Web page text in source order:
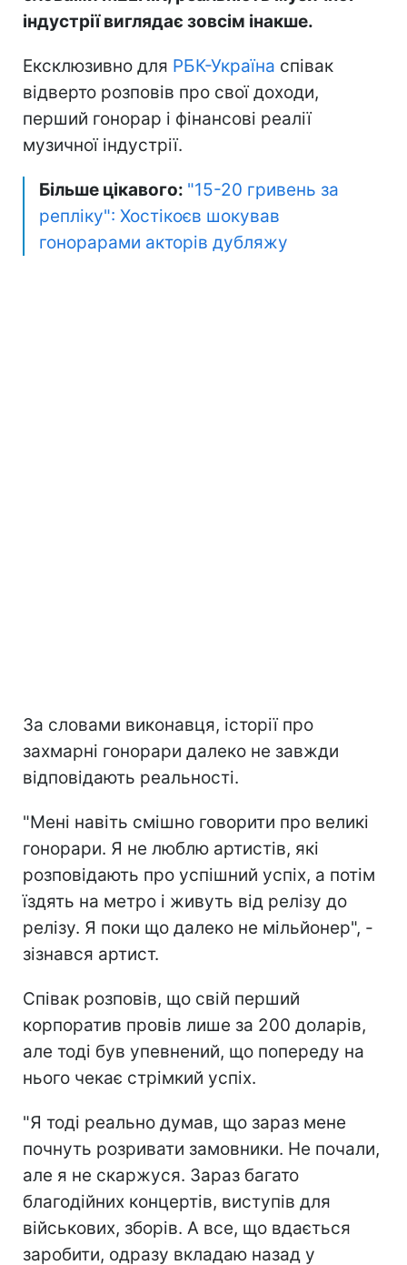
індустрії виглядає зовсім інакше.
Ексклюзивно для РБК-Україна співак
відверто розповів про свої доходи,
перший гонорар і фінансові реалії
музичної індустрії.
Більше цікавого: "15-20 гривень за
репліку": Хостікоєв шокував
гонорарами акторів дубляжу
За словами виконавця, історії про
захмарні гонорари далеко не завжди
відповідають реальності.
"Мені навіть смішно говорити про великі
гонорари. Я не люблю артистів, які
розповідають про успішний успіх, а потім
їздять на метро і живуть від релізу до
релізу. Я поки що далеко не мільйонер", -
зізнався артист.
Співак розповів, що свій перший
корпоратив провів лише за 200 доларів,
але тоді був упевнений, що попереду на
нього чекає стрімкий успіх.
"Я тоді реально думав, що зараз мене
почнуть розривати замовники. Не почали,
але я не скаржуся. Зараз багато
благодійних концертів, виступів для
військових, зборів. А все, що вдається
заробити, одразу вкладаю назад у